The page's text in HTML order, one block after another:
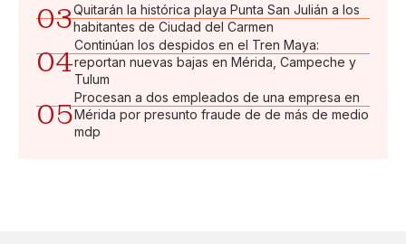
03Quitarán la histórica playa Punta San Julián a los
habitantes de Ciudad del Carmen
04
Continúan los despidos en el Tren Maya:
reportan nuevas bajas en Mérida, Campeche y
Tulum
05
Procesan a dos empleados de una empresa en
Mérida por presunto fraude de de más de medio
mdp